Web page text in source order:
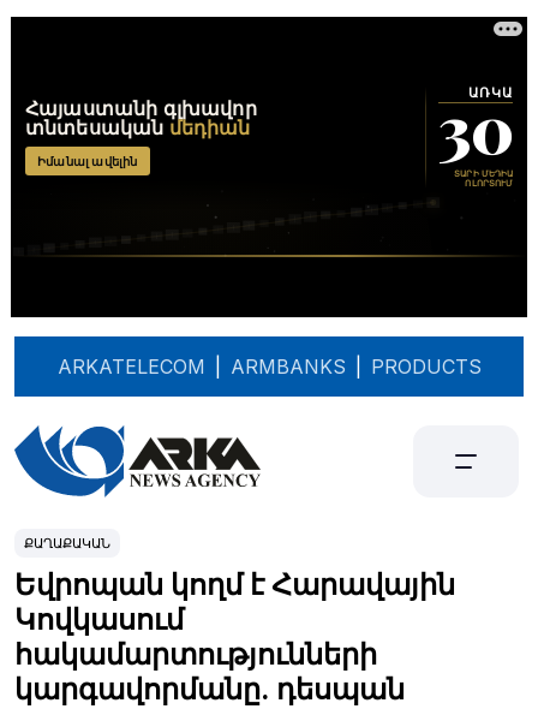
ARKATELECOM ARMBANKS PRODUCTS
ՔԱՂԱՔԱԿԱՆ
Եվրոպան կողմ է Հարավային
Կովկասում
հակամարտությունների
կարգավորմանը. դեսպան